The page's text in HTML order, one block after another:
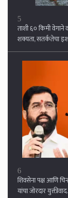
6
शिवसेना पक्ष आणि
यांचा जोरदार
7
नियमानुसार काम
एफडीएच्या २९